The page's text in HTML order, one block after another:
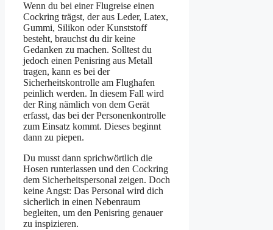
Wenn du bei einer Flugreise einen
Cockring trägst, der aus Leder, Latex,
Gummi, Silikon oder Kunststoff
besteht, brauchst du dir keine
Gedanken zu machen. Solltest du
jedoch einen Penisring aus Metall
tragen, kann es bei der
Sicherheitskontrolle am Flughafen
peinlich werden. In diesem Fall wird
der Ring nämlich von dem Gerät
erfasst, das bei der Personenkontrolle
zum Einsatz kommt. Dieses beginnt
dann zu piepen.
Du musst dann sprichwörtlich die
Hosen runterlassen und den Cockring
dem Sicherheitspersonal zeigen. Doch
keine Angst: Das Personal wird dich
sicherlich in einen Nebenraum
begleiten, um den Penisring genauer
zu inspizieren.